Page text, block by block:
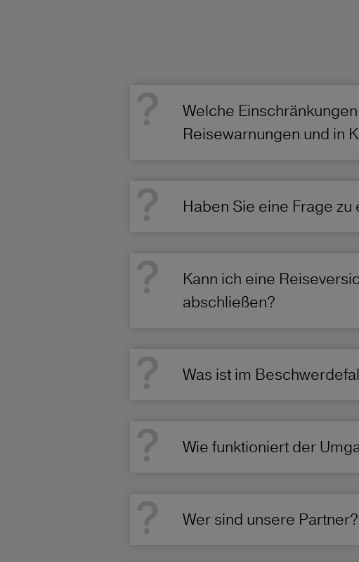
Welche
Reisewarnungen und in
Haben Sie eine Frage
Kann ich eine
abschließen?
Was ist im
Wie funktioniert der
Wer sind unsere Partner?